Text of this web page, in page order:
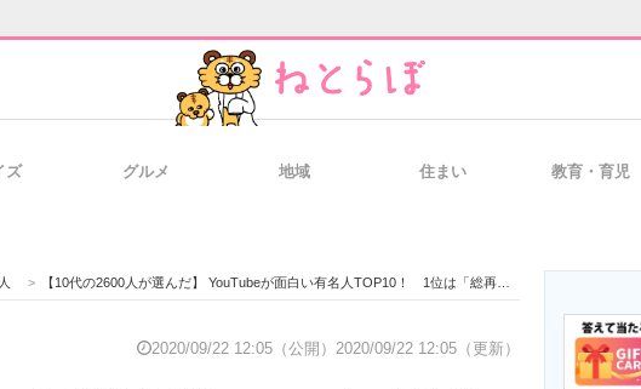
経営リーダーのコミュニティ
ズ グルメ 地域 住まい 教育・育児
> 【10代の2600人が選んだ】 YouTubeが面白い有名人TOP10！ 1位は「総再生数3億回」の超人気声優
2020/09/22 12:05（公開） 2020/09/22 12:05（更新）